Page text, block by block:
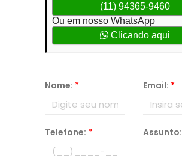
(11) 94365-9460
Ou em nosso WhatsApp
Clicando aqui
Nome: * Email: *
Telefone: * Assunto: